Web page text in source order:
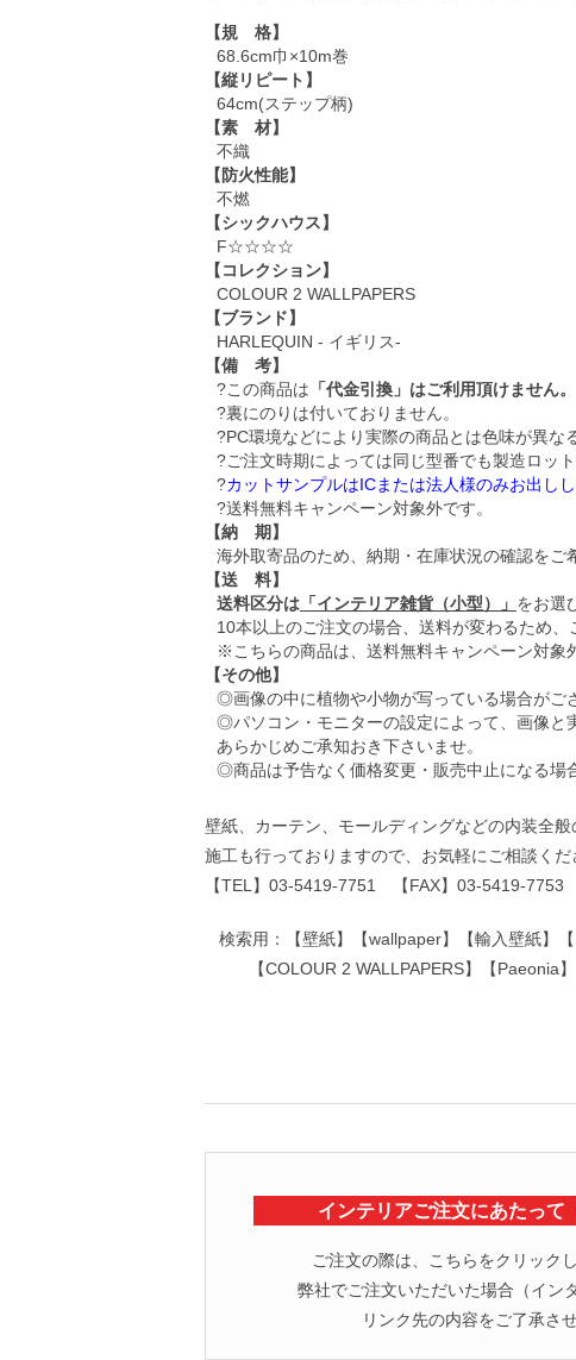
【規 格】
68.6cm巾×10m巻
【縦リピート】
64cm(ステップ柄)
【素 材】
不織
【防火性能】
不燃
【シックハウス】
F☆☆☆☆
【コレクション】
COLOUR 2 WALLPAPERS
【ブランド】
HARLEQUIN - イギリス-
【備 考】
?この商品は 「代金引換」はご利用頂けません。
?裏にのりは付いておりません。
?PC環境などにより実際の商品とは色味が異な
?ご注文時期によっては同じ型番でも製造ロッ
?カットサンプルはICまたは法人様のみお出し
?送料無料キャンペーン対象外です。
【納 期】
海外取寄品のため、納期・在庫状況の確認をご
【送 料】
送料区分は 「インテリア雑貨（小型）」 をお選
10本以上のご注文の場合、送料が変わるため、
※こちらの商品は、送料無料キャンペーン対象
【その他】
◎画像の中に植物や小物が写っている場合がご
◎パソコン・モニターの設定によって、画像と
あらかじめご承知おき下さいませ。
◎商品は予告なく価格変更・販売中止になる場
壁紙、カーテン、モールディングなどの内装全般
施工も行っておりますので、お気軽にご相談くだ
【TEL】03-5419-7751 【FAX】03-5419-7753
検索用：【壁紙】【wallpaper】【輸入壁紙】
【COLOUR 2 WALLPAPERS】【Paeonia
インテリアご注文にあたって
ご注文の際は、こちらをクリック
弊社でご注文いただいた場合（イン
リンク先の内容をご了承さ